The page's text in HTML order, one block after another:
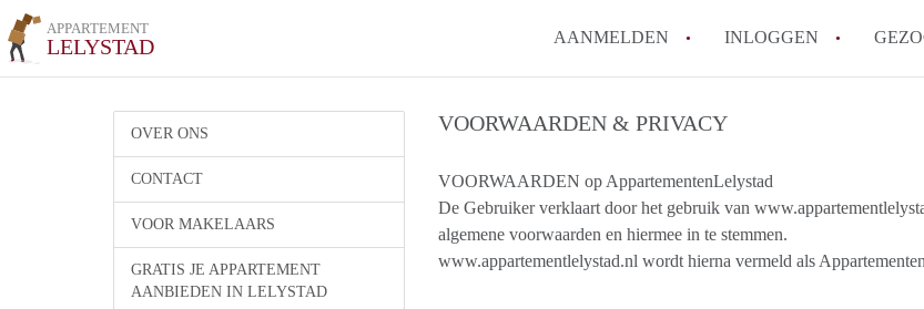
APPARTEMENT
LELYSTAD AANMELDEN INLOGGEN
OVER ONS
CONTACT
VOOR MAKELAARS
GRATIS JE APPARTEMENT
AANBIEDEN IN LELYSTAD
VOORWAARDEN & PRIVACY
VOORWAARDEN op AppartementenLelystad
De Gebruiker verklaart door het gebruik van
algemene voorwaarden en hiermee in te stemmen.
www.appartementlelystad.nl wordt hierna vermeld als